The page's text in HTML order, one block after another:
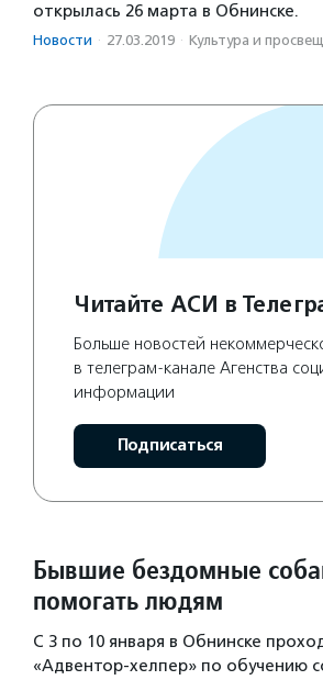
открылась 26 марта в Обнинске.
Новости · 27.03.2019 · Культура и
Читайте АСИ в
Больше новостей
в телеграм-канале Агенства
информации
Подписаться
Бывшие бездомные
помогать людям
С 3 по 10 января в Обнинске
«Адвентор-хелпер» по обучению